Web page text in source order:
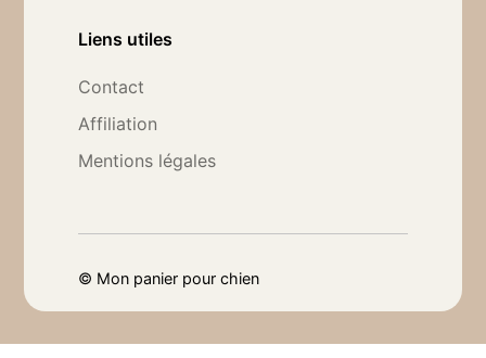
Liens utiles
Contact
Affiliation
Mentions légales
© Mon panier pour chien